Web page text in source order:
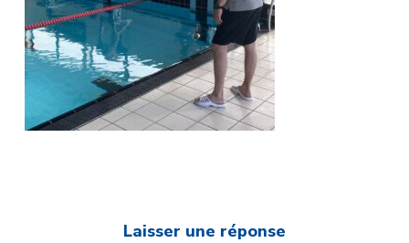
Laisser une réponse